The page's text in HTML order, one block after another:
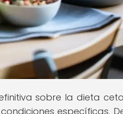
sobre la dieta
específicas.